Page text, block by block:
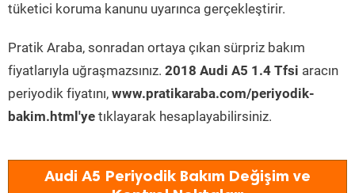
tüketici koruma kanunu uyarınca gerçekleştirir.
Pratik Araba, sonradan ortaya çıkan sürpriz bakım
fiyatlarıyla uğraşmazsınız. 2018 Audi A5 1.4 Tfsi aracın
periyodik fiyatını, www.pratikaraba.com/periyodik-
bakim.html'ye tıklayarak hesaplayabilirsiniz.
Audi A5 Periyodik Bakım Değişim ve